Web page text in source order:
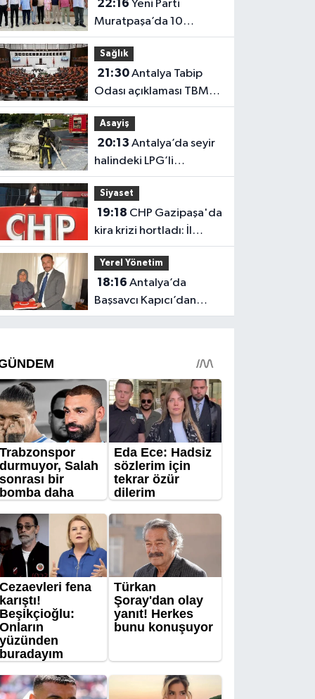
22:16
Muratpaşa’da 10
belediye meclis üyesiyle
güçlendi
Sağlık
21:30Antalya Tabip
Odası açıklaması TBMM
gündeminde
Asayiş
20:13
halindeki LPG’li
otomobil alev aldı: 4
yaralı
Siyaset
19:18
kira krizi hortladı: İl
Başkanlığı mahkemeye
gitti
Yerel Yönetim
18:16
Başsavcı Kapıcı’dan
şehit annesi Aysel